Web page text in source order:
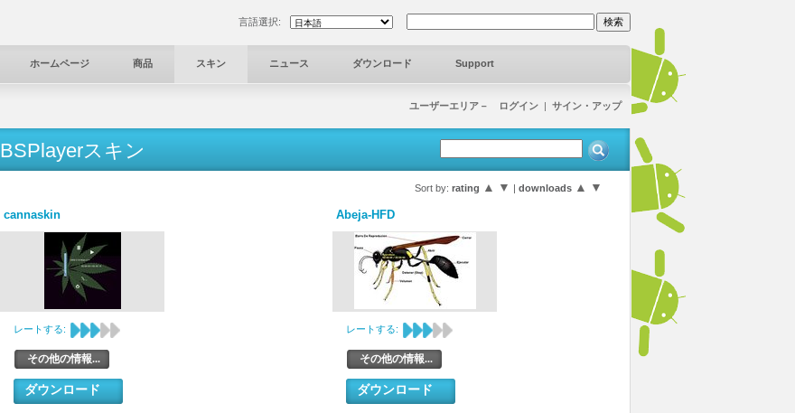
言語選択:
ホームページ 商品 スキン ニュース ダウンロード Support
ユーザーエリア－ ログイン | サイン・アップ
BSPlayerスキン
Sort by: rating ▲ ▼ | downloads ▲ ▼
cannaskin
レートする:
その他の情報...
ダウンロード
Abeja-HFD
レートする:
その他の情報...
ダウンロード